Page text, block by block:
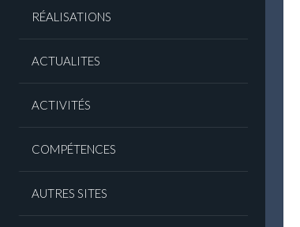
RÉALISATIONS
ACTUALITES
ACTIVITÉS
COMPÉTENCES
AUTRES SITES